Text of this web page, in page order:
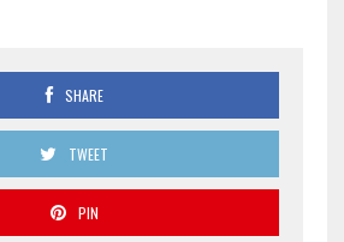
SHARE
TWEET
PIN